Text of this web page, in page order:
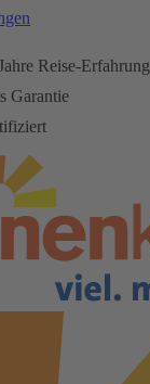
Reise-Erfahrung
Garantie